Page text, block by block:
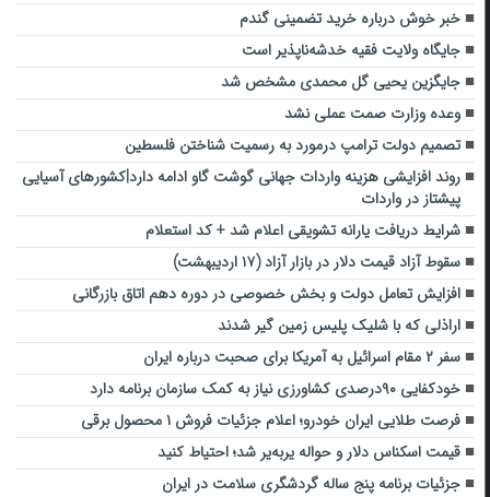
خبر خوش درباره خرید تضمینی گندم
جایگاه ولایت فقیه خدشه‌ناپذیر است
جایگزین یحیی گل محمدی مشخص شد
وعده وزارت صمت عملی نشد
تصمیم دولت ترامپ درمورد به رسمیت شناختن فلسطین
روند افزایشی هزینه واردات جهانی گوشت گاو ادامه دارد|کشورهای آسیایی
پیشتاز در واردات
شرایط دریافت یارانه تشویقی اعلام شد + کد استعلام
سقوط آزاد قیمت دلار در بازار آزاد (۱۷ اردیبهشت)
افزایش تعامل دولت و بخش خصوصی در دوره دهم اتاق بازرگانی
اراذلی که با شلیک پلیس زمین گیر شدند
سفر ۲ مقام اسرائیل به آمریکا برای صحبت درباره ایران
خودکفایی ۹۰درصدی کشاورزی نیاز به کمک سازمان برنامه دارد
فرصت طلایی ایران ‌خودرو؛ اعلام جزئیات فروش ۱ محصول برقی
قیمت اسکناس دلار و حواله یر‌به‌یر شد؛ احتیاط کنید
جزئیات برنامه پنج ساله گردشگری سلامت در ایران